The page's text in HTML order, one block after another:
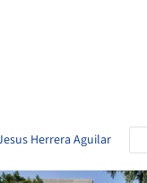
Herrera Aguilar